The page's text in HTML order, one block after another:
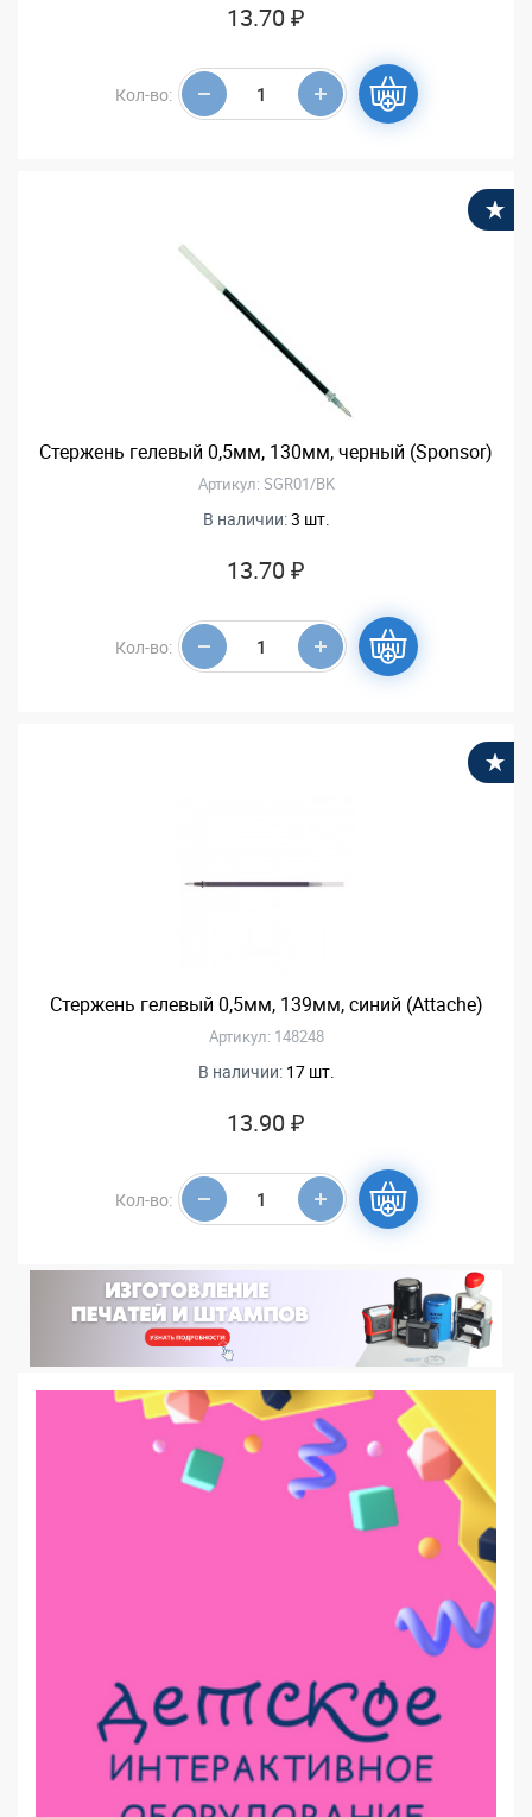
13.70 ₽
Кол-во:
Стержень гелевый 0,5мм, 130мм, черный (Sponsor)
Артикул: SGR01/BK
В наличии:3 шт.
13.70 ₽
Кол-во:
Стержень гелевый 0,5мм, 139мм, синий (Attache)
Артикул: 148248
В наличии: 17 шт.
13.90 ₽
Кол-во: